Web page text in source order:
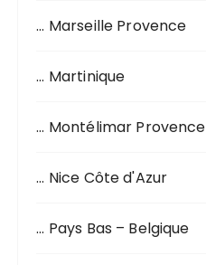
… Marseille Provence
… Martinique
… Montélimar Provence
… Nice Côte d'Azur
… Pays Bas – Belgique